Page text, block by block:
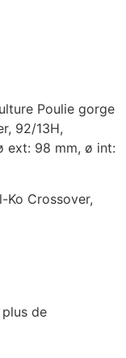
Poulie gorge
92/13H,
ext: 98 mm, ø int:
Ko Crossover,
de